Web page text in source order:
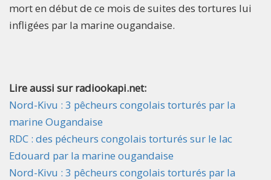
mort en début de ce mois de suites des tortures lui
infligées par la marine ougandaise.
Lire aussi sur radiookapi.net:
Nord-Kivu : 3 pêcheurs congolais torturés par la
marine Ougandaise
RDC : des pécheurs congolais torturés sur le lac
Edouard par la marine ougandaise
Nord-Kivu : 3 pêcheurs congolais torturés par la